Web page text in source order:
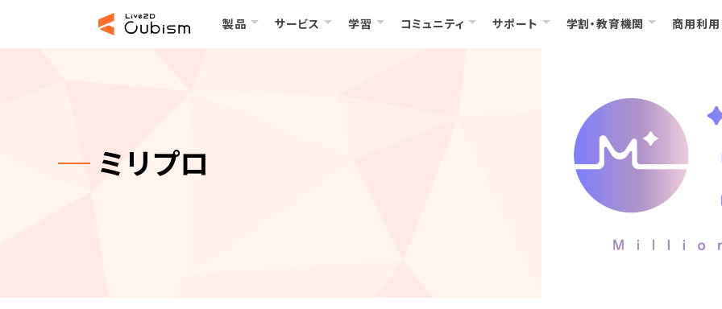
製品 サービス 学習 コミュニティ サポート 学割・教育機関 商用利用
ミリプロ